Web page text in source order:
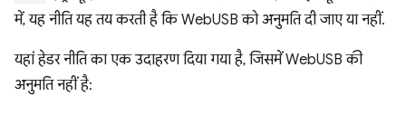
में, यह नीति यह तय करती है कि WebUSB को अनुमति दी जाए या नहीं.
यहां हेडर नीति का एक उदाहरण दिया गया है, जिसमें WebUSB की
अनुमति नहीं है: